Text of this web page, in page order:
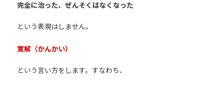
完全に治った、ぜんそくはなくなった
という表現はしません。
寛解（かんかい）
という言い方をします。すなわち、